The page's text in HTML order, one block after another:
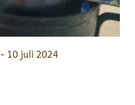
- 10 juli 2024